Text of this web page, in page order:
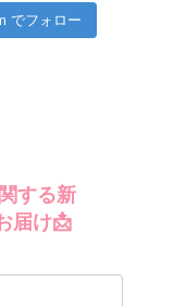
でフォロー
する新
届け📩